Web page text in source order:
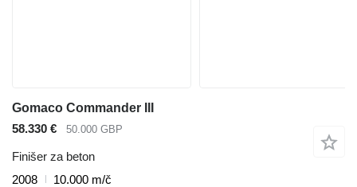
Gomaco Commander III
58.330 €
50.000 GBP
Finišer za beton
2008
10.000 m/č